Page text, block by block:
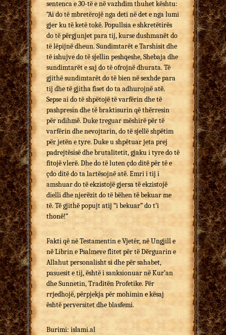
sentenca e 30-të e në vazhdim thuhet kështu:
“Ai do të mbretërojë nga deti në det e nga lumi
gjer ku të ketë tokë. Popullsia e shkretëtirës
do të përgjunjet para tij, kurse dushmanët do
të lëpijnë dheun. Sundimtarët e Tarshisit dhe
të ishujve do të sjellin peshqeshe, Shebaja dhe
sundimtarët e saj do të ofrojnë dhurata. Të
gjithë sundimtarët do të bien në sexhde para
tij dhe të gjitha fiset do ta adhurojnë atë.
Sepse ai do të shpëtojë të varfërin dhe të
pashpresin dhe të braktisurin që thërresin
për ndihmë. Duke treguar mëshirë për të
varfërin dhe nevojtarin, do të sjellë shpëtim
për jetën e tyre. Duke u shpëtuar jeta prej
padrejtësisë dhe brutalitetit, gjaku i tyre do të
fitojë vlerë. Dhe do të luten çdo ditë për të e
çdo ditë do ta lartësojnë atë. Emri i tij i
amshuar do të ekzistojë gjersa të ekzistojë
dielli dhe njerëzit do të bëhen të bekuar me
të. Të gjithë popujt atij “i bekuar” do t’i
thonë!”
Fakti që në Testamentin e Vjetër, në Ungjill e
në Librin e Psalmeve flitet për të Dërguarin e
Allahut personalisht si dhe për sahabet,
pasuesit e tij, është i sanksionuar në Kur’an
dhe Sunnetin, Traditën Profetike. Për
rrjedhojë, përpjekja për mohimin e kësaj
është perversitet dhe blasfemi.
Burimi: islami.al